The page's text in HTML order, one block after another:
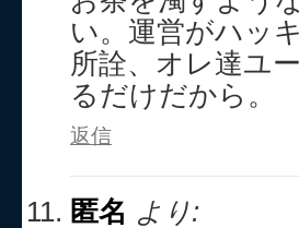
い。運営がハッ
所詮、オレ達ユ
るだけだから。
返信
匿名 より: